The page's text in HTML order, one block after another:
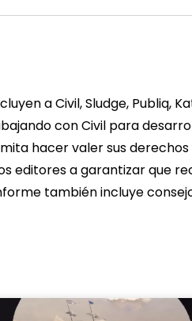
a Civil, Sludge, Publiq,
con Civil para
hacer valer sus
editores a garantizar que
también incluye